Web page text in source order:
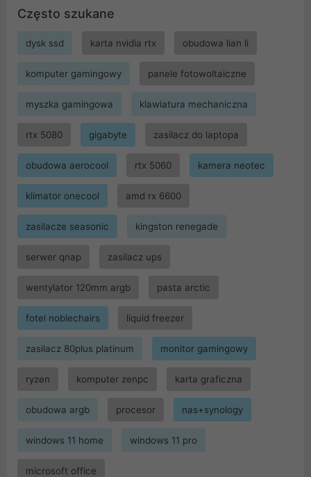
Często szukane
dysk ssd karta nvidia rtx obudowa lian li
komputer gamingowy panele fotowoltaiczne
myszka gamingowa klawiatura mechaniczna
rtx 5080 gigabyte zasilacz do laptopa
obudowa aerocool rtx 5060 kamera neotec
klimator onecool amd rx 6600
zasilacze seasonic kingston renegade
serwer qnap zasilacz ups
wentylator 120mm argb pasta arctic
fotel noblechairs liquid freezer
zasilacz 80plus platinum monitor gamingowy
ryzen komputer zenpc karta graficzna
obudowa argb procesor nas+synology
windows 11 home windows 11 pro
microsoft office